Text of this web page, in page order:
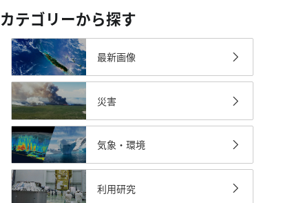
カテゴリーから探す
最新画像
災害
気象・環境
利用研究